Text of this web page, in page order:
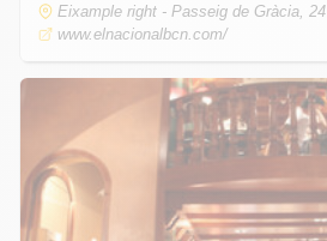
Eixample right - Passeig de Gràcia, 24
www.elnacionalbcn.com/